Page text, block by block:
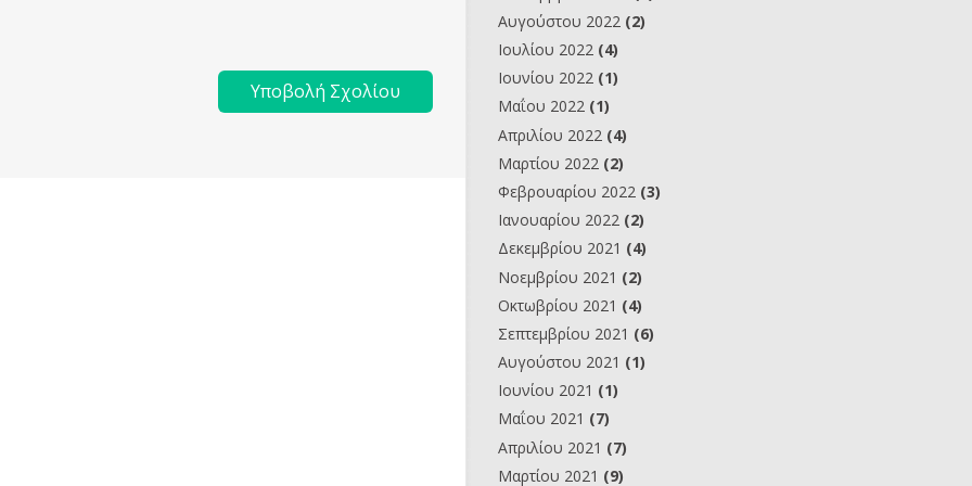
Αυγούστου 2022 (2)
Ιουλίου 2022 (4)
Ιουνίου 2022 (1)
Μαΐου 2022 (1)
Απριλίου 2022 (4)
Μαρτίου 2022 (2)
Φεβρουαρίου 2022 (3)
Ιανουαρίου 2022 (2)
Δεκεμβρίου 2021 (4)
Νοεμβρίου 2021 (2)
Οκτωβρίου 2021 (4)
Σεπτεμβρίου 2021 (6)
Αυγούστου 2021 (1)
Ιουνίου 2021 (1)
Μαΐου 2021 (7)
Απριλίου 2021 (7)
Μαρτίου 2021 (9)